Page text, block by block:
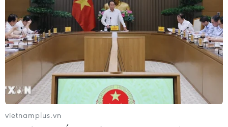
Vào lúc 14 giờ 57 phút theo giờ Việt Nam, giá vàng giao
ngay giảm 0,3% xuống 1.936,80 USD/ounce. Giá vàng
kỳ hạn của Mỹ giảm 0,2% xuống 1.971,60 USD/ounce.
vietnamplus.vn